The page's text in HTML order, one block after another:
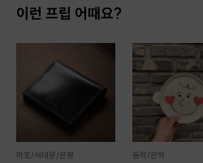
이런 프립 어때요?
마포/서대문/은평 동작/관악